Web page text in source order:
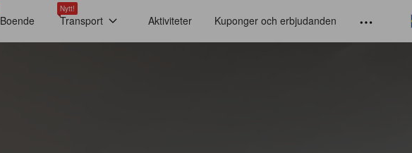
Boende
Nytt!
Transport Aktiviteter Kuponger och erbjudanden